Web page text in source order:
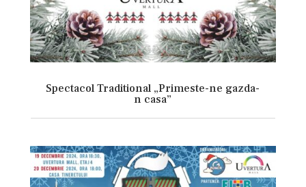
Spectacol Traditional „Primeste-ne gazda-
n casa”